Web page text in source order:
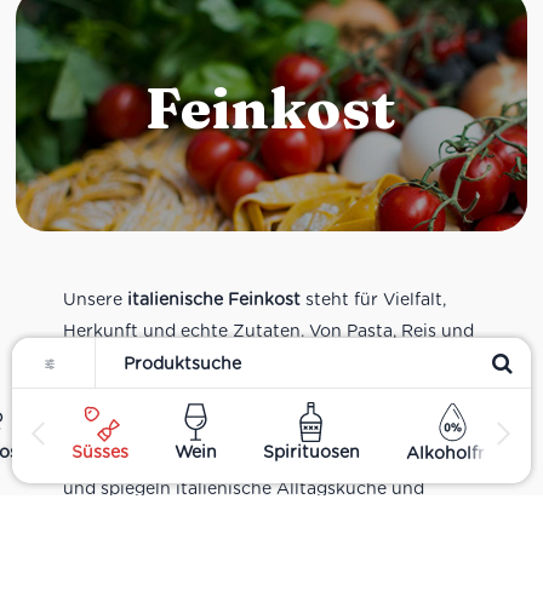
Süsses Wein Spirituosen Alkoholfrei
Feinkost
Unsere italienische Feinkoststeht für Vielfalt,
Herkunft und echte Zutaten. Von Pasta, Reis und
Tomatensaucen über Olivenöl, Antipasti und
Pesto bis zu Balsamico und Spezialitäten aus
verschiedenen Regionen Italiens. Alle Produkte
sind Teil unseres realen Supermarkt-Sortiments
und spiegeln italienische Alltagsküche und